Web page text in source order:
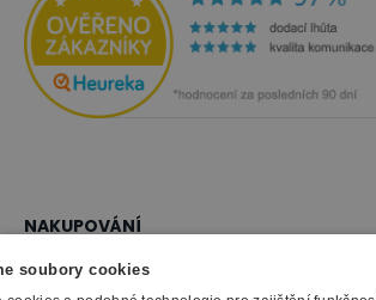
NAKUPOVÁNÍ
Vše o nákupu
SLUŽBY
soubory cookies